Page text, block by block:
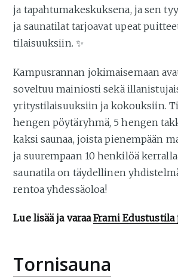
ja tapahtumakeskuksena, ja sen
ja saunatilat tarjoavat upeat
tilaisuuksiin. ✨
Kampusrannan jokimaisemaan
soveltuu mainiosti sekä
yritystilaisuuksiin ja kokouksiin.
hengen pöytäryhmä, 5 hengen
kaksi saunaa, joista pienempään
ja suurempaan 10 henkilöä
saunatila on täydellinen
rentoa yhdessäoloa!
Lue lisää ja varaaFrami Edustustila
Tornisauna